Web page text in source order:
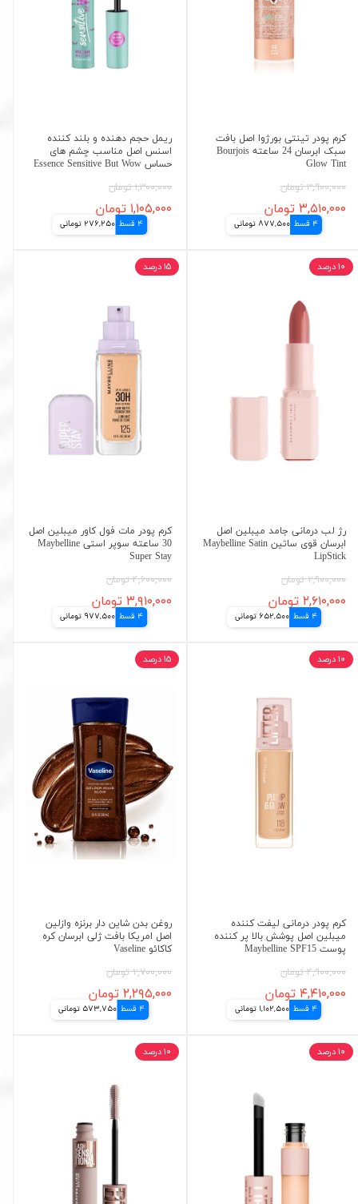
کرم پودر تینتی بورژوا اصل بافت
سبک ابرسان 24 ساعته Bourjois
Glow Tint
۳,۹۰۰,۰۰۰ تومان
۳,۵۱۰,۰۰۰ تومان
4 قسط 877,500 تومانی
ریمل حجم دهنده و بلند کننده
اسنس اصل مناسب چشم های
حساس Essence Sensitive But Wow
۱,۳۰۰,۰۰۰ تومان
۱,۱۰۵,۰۰۰ تومان
4 قسط 276,250 تومانی
رژ لب درمانی جامد میبلین اصل
ابرسان قوی ساتین Maybelline Satin
LipStick
۲,۹۰۰,۰۰۰ تومان
۲,۶۱۰,۰۰۰ تومان
4 قسط 652,500 تومانی
۱۰ درصد
کرم پودر مات فول کاور میبلین اصل
30 ساعته سوپر استی Maybelline
Super Stay
۴,۶۰۰,۰۰۰ تومان
۳,۹۱۰,۰۰۰ تومان
4 قسط 977,500 تومانی
۱۵ درصد
کرم پودر درمانی لیفت کننده
میبلین اصل پوشش بالا پر کننده
پوست Maybelline SPF15
۴,۹۰۰,۰۰۰ تومان
۴,۴۱۰,۰۰۰ تومان
4 قسط 1,102,500 تومانی
۱۰ درصد
روغن بدن شاین دار برنزه وازلین
اصل امریکا بافت ژلی ابرسان کره
کاکائو Vaseline
۲,۷۰۰,۰۰۰ تومان
۲,۲۹۵,۰۰۰ تومان
4 قسط 573,750 تومانی
۱۵ درصد
۱۰ درصد ۱۰ درصد